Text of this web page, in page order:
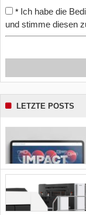
* Ich habe die
und stimme diesen
LETZTE POSTS